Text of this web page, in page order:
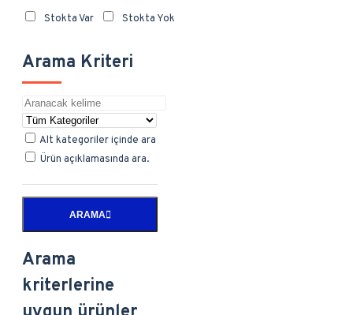
Stokta Var Stokta Yok
Arama Kriteri
Alt kategoriler içinde ara
Ürün açıklamasında ara.
ARAMA
Arama
kriterlerine